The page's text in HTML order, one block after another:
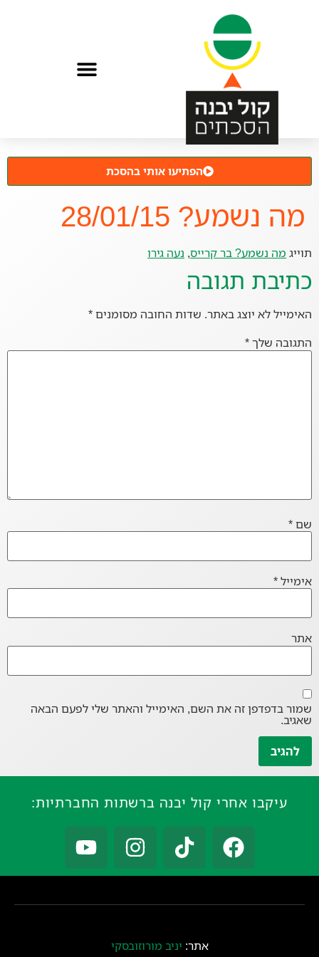
הפתיעו אותי בהסכת
מה נשמע? 28/01/15
תוייג מה נשמע? בר קרייס, נעה גירו
כתיבת תגובה
האימייל לא יוצג באתר. שדות החובה מסומנים*
התגובה שלך*
שם*
אימייל*
אתר
שמור בדפדפן זה את השם, האימייל והאתר שלי לפעם הבאה
שאגיב.
עיקבו אחרי קול יבנה ברשתות החברתיות:
אתר: יניב מורוזובסקי